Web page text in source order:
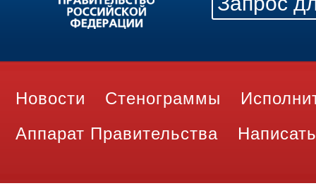
Новости Стенограммы
Аппарат Правительства